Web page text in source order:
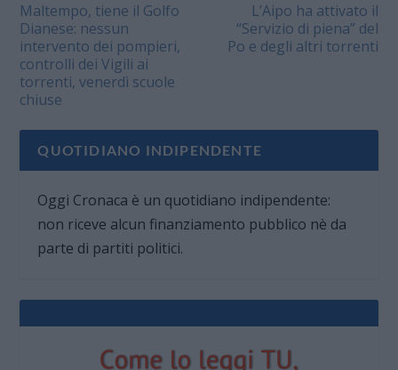
Maltempo, tiene il Golfo
Dianese: nessun
intervento dei pompieri,
controlli dei Vigili ai
torrenti, venerdì scuole
chiuse
L’Aipo ha attivato il
“Servizio di piena” del
Po e degli altri torrenti
QUOTIDIANO INDIPENDENTE
Oggi Cronaca è un quotidiano indipendente:
non riceve alcun finanziamento pubblico nè da
parte di partiti politici.